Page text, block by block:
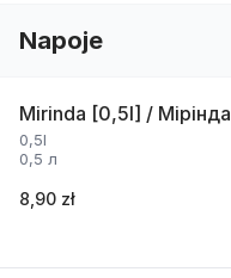
Napoje
Mirinda [0,5l] / Мірінда
0,5l
0,5 л
8,90 zł